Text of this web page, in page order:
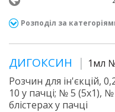
Розподіл за
ДИГОКСИН 1мл
Розчин для ін'єкцій,
10 у пачці; № 5 (5х1),
блістерах у пачці